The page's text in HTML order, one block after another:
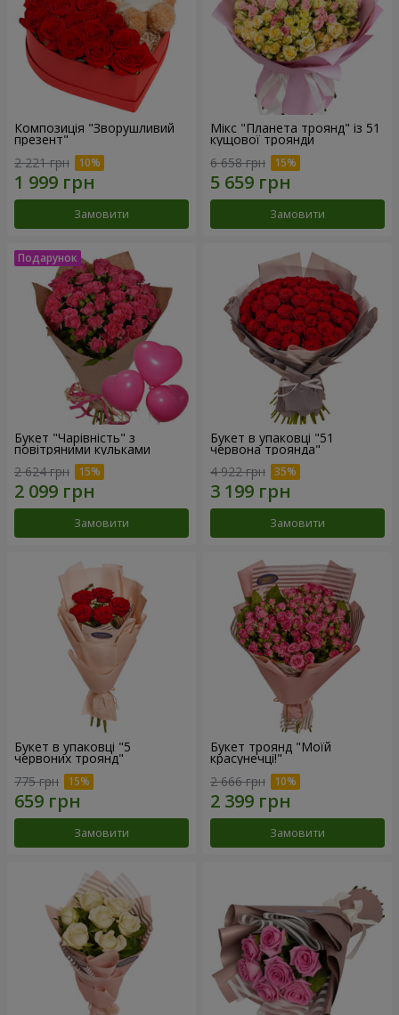
Композиція "Зворушливий
презент"
2 221 грн
Замовити
Мікс "Планета троянд" із 51
кущової троянди
6 658 грн
Замовити
Букет "Чарівність" з
повітряними кульками
2 624 грн
Замовити
Букет в упаковці "51
червона троянда"
4 922 грн
Замовити
Букет в упаковці "5
червоних троянд"
775 грн
Замовити
Букет троянд "Моїй
красунечці!"
2 666 грн
Замовити